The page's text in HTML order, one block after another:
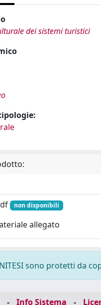
dei sistemi turistici
non disponibili
allegato
sono protetti da
- Info Sistema -